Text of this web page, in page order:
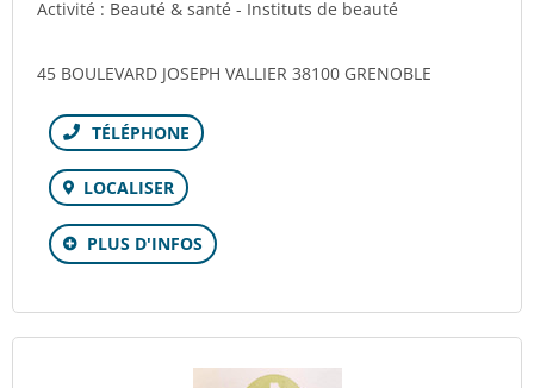
Activité : Beauté & santé - Instituts de beauté
45 BOULEVARD JOSEPH VALLIER 38100 GRENOBLE
Téléphone
LOCALISER
PLUS D'INFOS